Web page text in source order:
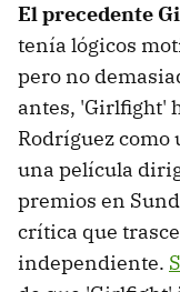
El precedente
tenía lógicos
pero no
antes, 'Girlfight'
Rodríguez como
una película
premios en
crítica que
independiente.